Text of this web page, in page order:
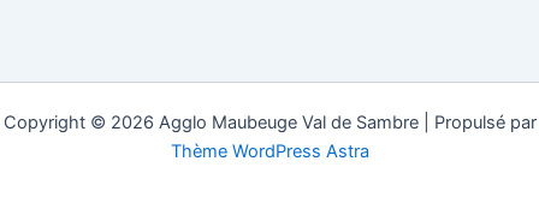
Copyright © 2026 Agglo Maubeuge Val de Sambre | Propulsé par
Thème WordPress Astra